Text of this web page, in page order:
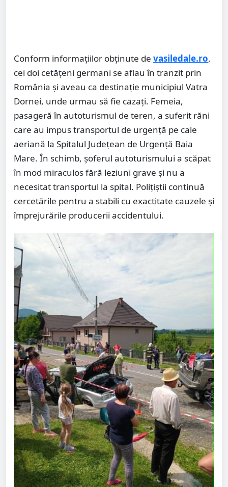
Conform informațiilor obținute de vasiledale.ro,
cei doi cetățeni germani se aflau în tranzit prin
România și aveau ca destinație municipiul Vatra
Dornei, unde urmau să fie cazați. Femeia,
pasageră în autoturismul de teren, a suferit răni
care au impus transportul de urgență pe cale
aeriană la Spitalul Județean de Urgență Baia
Mare. În schimb, șoferul autoturismului a scăpat
în mod miraculos fără leziuni grave și nu a
necesitat transportul la spital. Polițiștii continuă
cercetările pentru a stabili cu exactitate cauzele și
împrejurările producerii accidentului.